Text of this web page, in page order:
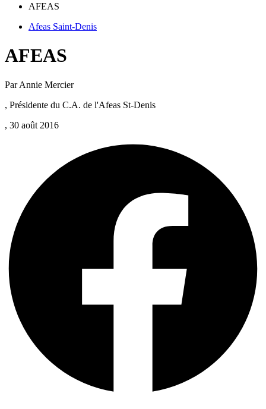
AFEAS
Afeas Saint-Denis
AFEAS
Par Annie Mercier
, Présidente du C.A. de l'Afeas St-Denis
, 30 août 2016